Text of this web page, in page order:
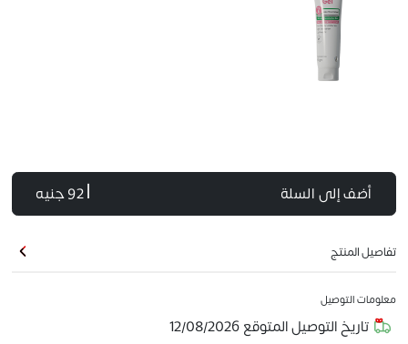
أضف إلى السلة | 92 جنيه
تفاصيل المنتج
معلومات التوصيل
تاريخ التوصيل المتوقع12/08/2026